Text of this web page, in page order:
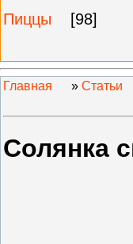
Пиццы
[98]
Главная » Статьи
Солянка